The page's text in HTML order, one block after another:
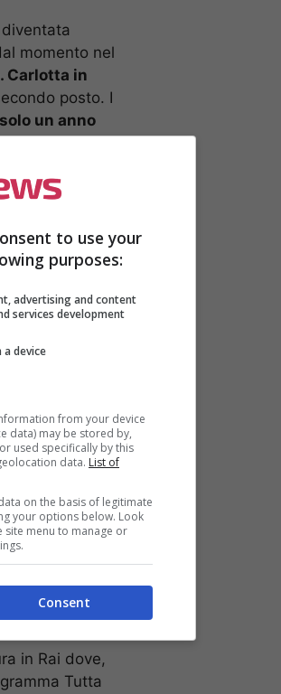
momento nel
Carlotta in
posto. I
un anno
di Fabrizio che
oggi rimane
Stampa
e ha iniziato
mentre per tre
in Rai dove,
Tutta
to use your
purposes:
advertising and content
services development
device
from your device
data) may be stored by,
used specifically by this
data. List of
on the basis of legitimate
your options below. Look
menu to manage or
Consent